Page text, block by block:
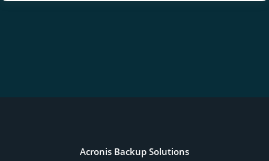
Acronis Backup Solutions